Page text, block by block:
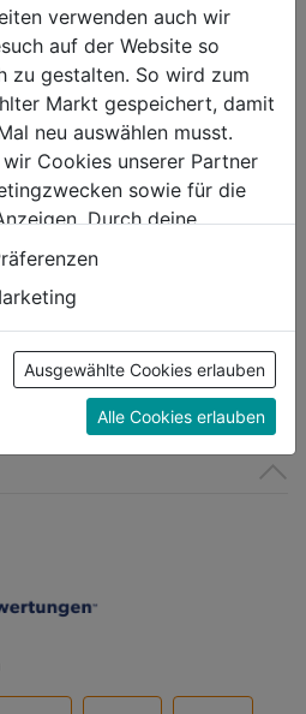
Durchmesser Rolle: 100mm,
max. Seildurchmesser: 10mm
galvanisch verzinkt
bei Bodenzug 2.500 daN, bei
180 Grad Umlenkung max.
1.250 daN
verwenden auch wir
auf der Website so
zu gestalten. So wird zum
Markt gespeichert, damit
neu auswählen musst.
Cookies unserer Partner
sowie für die
Durch deine
Daten von Drittanbieter,
USA, verarbeitet.
erlauben" stimmst du
zu. Unter "Details
Infos zu den
unter "Cookies
auswählen, welche Cookies
welche nicht.
du in unserer
Ausgewählte Cookies erlauben
Alle Cookies erlauben